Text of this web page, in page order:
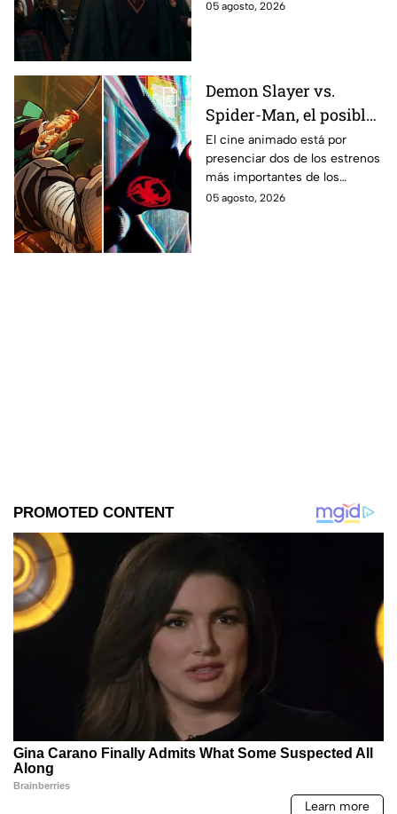
la primera temporada basada
05 agosto, 2026
Demon Slayer vs.
Spider-Man, el posible
gran enfrentamiento
en taquilla del 2027
El cine animado está por
presenciar dos de los estrenos
más importantes de los
últimos años.
05 agosto, 2026